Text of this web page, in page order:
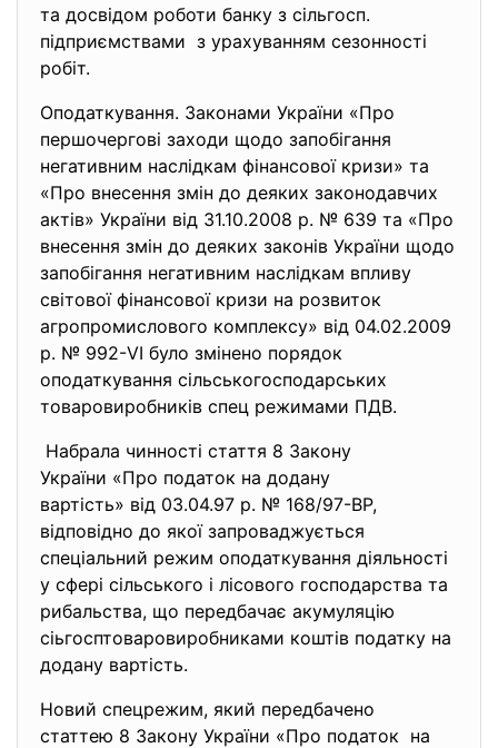
та досвідом роботи банку з сільгосп.
підприємствами з урахуванням сезонності
робіт.
Оподаткування. Законами України «Про
першочергові заходи щодо запобігання
негативним наслідкам фінансової кризи» та
«Про внесення змін до деяких законодавчих
актів» України від 31.10.2008 р. № 639 та «Про
внесення змін до деяких законів України щодо
запобігання негативним наслідкам впливу
світової фінансової кризи на розвиток
агропромислового комплексу» від 04.02.2009
р. № 992-VI було змінено порядок
оподаткування сільськогосподарських
товаровиробників спец режимами ПДВ.
Набрала чинності стаття 8 Закону
України «Про податок на додану
вартість» від 03.04.97 р. № 168/97-ВР,
відповідно до якої запроваджується
спеціальний режим оподаткування діяльності
у сфері сільського і лісового господарства та
рибальства, що передбачає акумуляцію
сіьгосптоваровиробниками коштів податку на
додану вартість.
Новий спецрежим, який передбачено
статтею 8 Закону України «Про податок на